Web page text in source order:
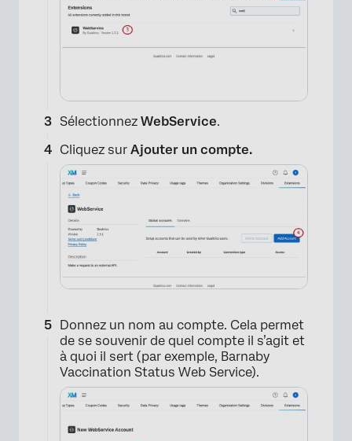
Sélectionnez WebService.
Cliquez sur Ajouter un compte.
Donnez un nom au compte. Cela permet
de se souvenir de quel compte il s’agit et
à quoi il sert (par exemple, Barnaby
Vaccination Status Web Service).